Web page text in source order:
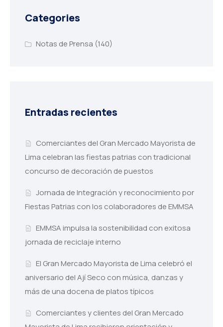
Categories
Notas de Prensa (140)
Entradas recientes
Comerciantes del Gran Mercado Mayorista de
Lima celebran las fiestas patrias con tradicional
concurso de decoración de puestos
Jornada de Integración y reconocimiento por
Fiestas Patrias con los colaboradores de EMMSA
EMMSA impulsa la sostenibilidad con exitosa
jornada de reciclaje interno
El Gran Mercado Mayorista de Lima celebró el
aniversario del Ají Seco con música, danzas y
más de una docena de platos típicos
Comerciantes y clientes del Gran Mercado